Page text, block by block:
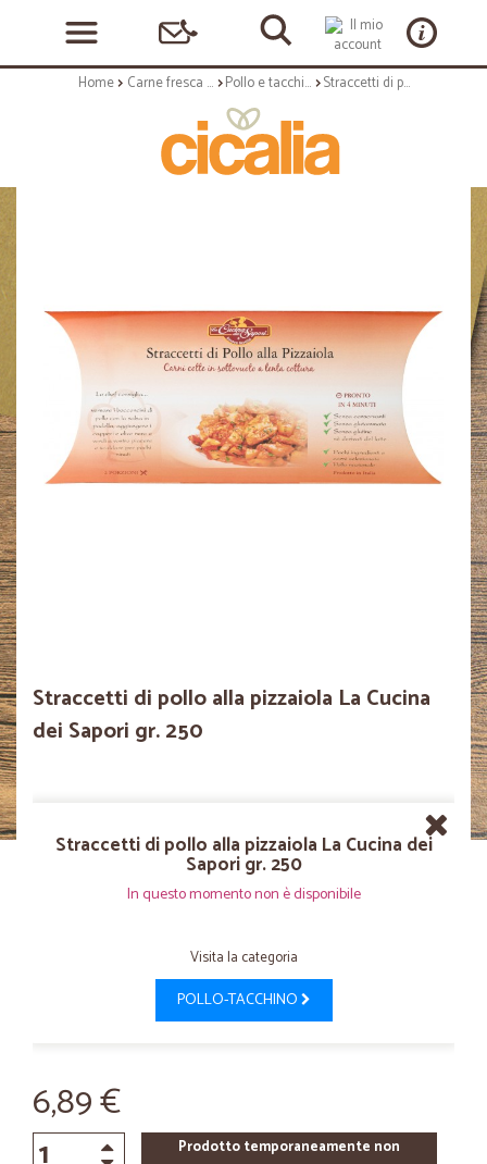
Home Carne fresca e carne lavorata Pollo e tacchino Straccetti di pollo alla pizzaiola La Cucina dei Sapori gr. 250
Straccetti di pollo alla pizzaiola La Cucina
dei Sapori gr. 250
Straccetti di pollo alla pizzaiola La Cucina dei
Sapori gr. 250
In questo momento non è disponibile
Visita la categoria
POLLO-TACCHINO
6,89 €
Prodotto temporaneamente non